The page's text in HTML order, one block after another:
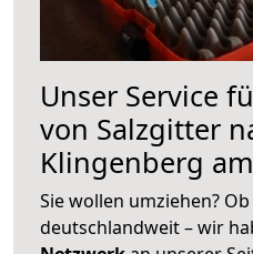
Unser Service
von Salzgitter
Klingenberg
Sie wollen umziehen?
deutschlandweit – wir